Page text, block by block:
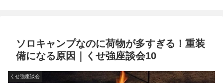
ソロキャンプなのに荷物が多すぎる！重装
備になる原因｜くせ強座談会10
くせ強座談会